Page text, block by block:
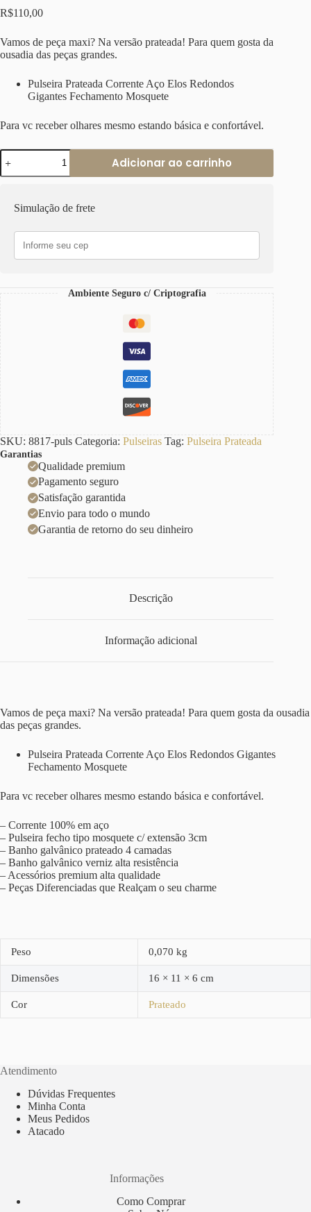
R$110,00
Vamos de peça maxi? Na versão prateada! Para quem gosta da
ousadia das peças grandes.
Pulseira Prateada Corrente Aço Elos Redondos
Gigantes Fechamento Mosquete
Para vc receber olhares mesmo estando básica e confortável.
Pulseira
Prateada
Elos
Corrente
Banho
Galvânico
quantidade
Adicionar ao carrinho
Simulação de frete
Ambiente Seguro c/ Criptografia
SKU: 8817-puls Categoria: Pulseiras Tag: Pulseira Prateada
Garantias
Qualidade premium
Pagamento seguro
Satisfação garantida
Envio para todo o mundo
Garantia de retorno do seu dinheiro
Descrição
Informação adicional
Vamos de peça maxi? Na versão prateada! Para quem gosta da ousadia
das peças grandes.
Pulseira Prateada Corrente Aço Elos Redondos Gigantes
Fechamento Mosquete
Para vc receber olhares mesmo estando básica e confortável.
– Corrente 100% em aço
– Pulseira fecho tipo mosquete c/ extensão 3cm
– Banho galvânico prateado 4 camadas
– Banho galvânico verniz alta resistência
– Acessórios premium alta qualidade
– Peças Diferenciadas que Realçam o seu charme
Peso 0,070 kg
Dimensões 16 × 11 × 6 cm
Cor Prateado
Atendimento
Dúvidas Frequentes
Minha Conta
Meus Pedidos
Atacado
Informações
Como Comprar